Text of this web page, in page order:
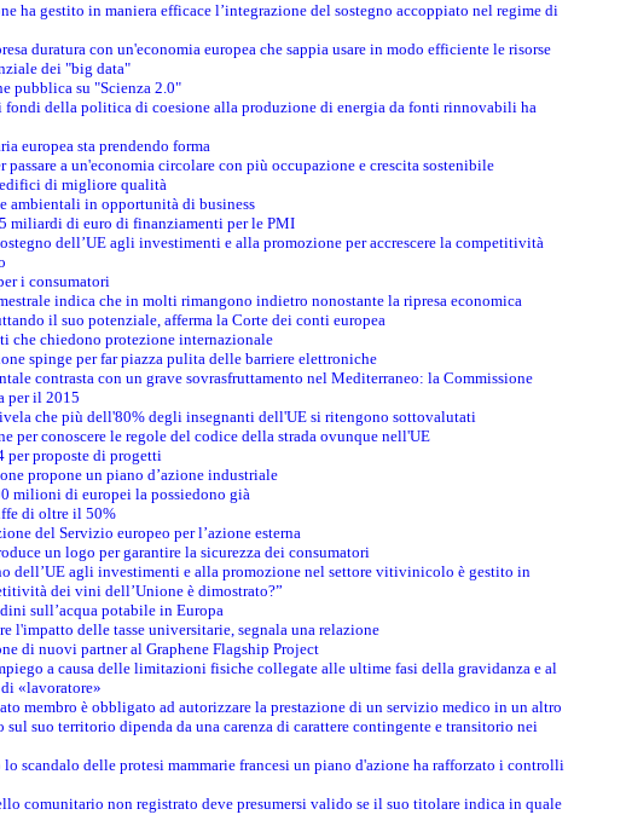
ha gestito in maniera efficace l’integrazione del sostegno accoppiato nel regime di
duratura con un'economia europea che sappia usare in modo efficiente le risorse
dei "big data"
pubblica su "Scienza 2.0"
fondi della politica di coesione alla produzione di energia da fonti rinnovabili ha
europea sta prendendo forma
a un'economia circolare con più occupazione e crescita sostenibile
di migliore qualità
ambientali in opportunità di business
miliardi di euro di finanziamenti per le PMI
dell’UE agli investimenti e alla promozione per accrescere la competitività
i consumatori
indica che in molti rimangono indietro nonostante la ripresa economica
il suo potenziale, afferma la Corte dei conti europea
che chiedono protezione internazionale
spinge per far piazza pulita delle barriere elettroniche
contrasta con un grave sovrasfruttamento nel Mediterraneo: la Commissione
per il 2015
che più dell'80% degli insegnanti dell'UE si ritengono sottovalutati
per conoscere le regole del codice della strada ovunque nell'UE
proposte di progetti
propone un piano d’azione industriale
milioni di europei la possiedono già
di oltre il 50%
del Servizio europeo per l’azione esterna
un logo per garantire la sicurezza dei consumatori
dell’UE agli investimenti e alla promozione nel settore vitivinicolo è gestito in
dei vini dell’Unione è dimostrato?”
sull’acqua potabile in Europa
l'impatto delle tasse universitarie, segnala una relazione
di nuovi partner al Graphene Flagship Project
a causa delle limitazioni fisiche collegate alle ultime fasi della gravidanza e al
«lavoratore»
membro è obbligato ad autorizzare la prestazione di un servizio medico in un altro
suo territorio dipenda da una carenza di carattere contingente e transitorio nei
scandalo delle protesi mammarie francesi un piano d'azione ha rafforzato i controlli
comunitario non registrato deve presumersi valido se il suo titolare indica in quale